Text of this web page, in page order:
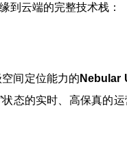
到云端的完整技术栈：
间定位能力的 Nebular
态的实时、高保真的运